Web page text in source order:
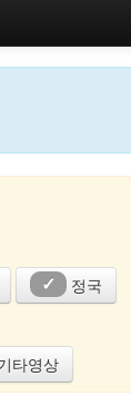
✓ 정국
타영상